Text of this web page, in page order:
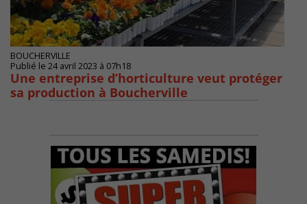
BOUCHERVILLE
Publié le 24 avril 2023 à 07h18
Une entreprise d’horticulture veut protéger
sa production à Boucherville